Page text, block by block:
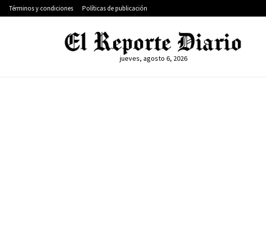
Términos y condiciones Políticas de publicación
jueves, agosto 6, 2026